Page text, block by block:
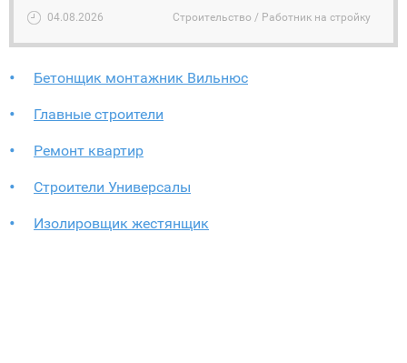
04.08.2026 Строительство / Работник на стройку
Бетонщик монтажник Вильнюс
Главные строители
Ремонт квартир
Строители Универсалы
Изолировщик жестянщик